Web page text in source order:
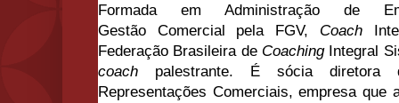
Formada em Administração
de
Gestão Comercial pela FGV, Coach
Federação Brasileira de Coaching Integral
coach
palestrante. É sócia
Representações Comerciais, empresa que